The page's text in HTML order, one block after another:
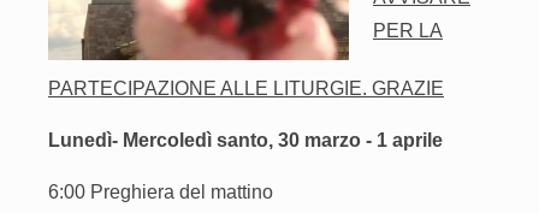
PER LA
PARTECIPAZIONE ALLE LITURGIE. GRAZIE
Lunedì- Mercoledì santo, 30 marzo - 1 aprile
6:00 Preghiera del mattino